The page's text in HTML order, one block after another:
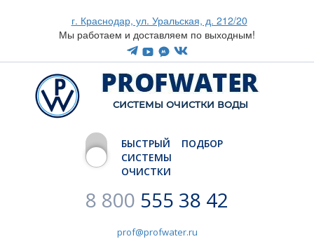
г. Краснодар, ул. Уральская, д. 212/20
Мы работаем и доставляем по выходным!
CИСТЕМЫ ОЧИСТКИ ВОДЫ
БЫСТРЫЙ ПОДБОР
СИСТЕМЫ
ОЧИСТКИ
8 800 555 38 42
prof@profwater.ru